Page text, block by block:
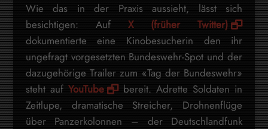
Wie das in der Praxis aussieht, lässt sich
besichtigen: Auf X (früher Twitter)
dokumentierte eine Kinobesucherin den ihr
ungefragt vorgesetzten Bundeswehr-Spot und der
dazugehörige Trailer zum «Tag der Bundeswehr»
steht auf YouTube
bereit. Adrette Soldaten in
Zeitlupe, dramatische Streicher, Drohnenflüge
über Panzerkolonnen – der Deutschlandfunk